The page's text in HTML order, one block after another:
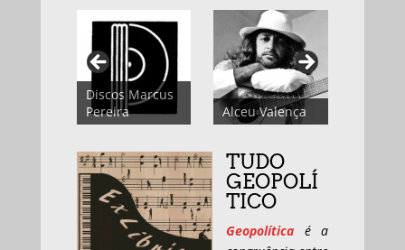
Discos Marcus
Pereira
Alceu Valença
TUDO
GEOPOLÍ
TICO
Geopolítica
é a